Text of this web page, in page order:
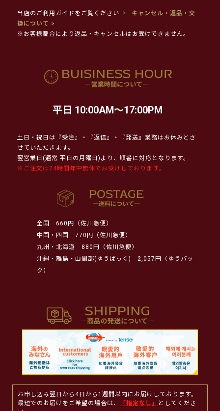
当店のご利用ガイドをご覧ください→
キャンセル・返品・交
換について >
※お客様都合により返品・キャンセルはお受けできません。
平日 10:00AM～17:00PM
土日・祝日は『受注』・『返信』・『発送』業務はお休みとさ
せていただきます。
翌営業日(通常 平日の月曜日)より、順番に対応となります。
※ご注文は24時間年中無休でお受けしております。
全国
660円（佐川急便）
中国・四国
770円（佐川急便）
九州・北海道
880円（佐川急便）
沖縄・離島・山間部(ゆうぱっく)
2,057円（ゆうパッ
ク）
お申し込み翌日から4日から1週間以内にお届けしております。
最短でのお届けをご希望の場合は、
「指定なし」
としてくださ